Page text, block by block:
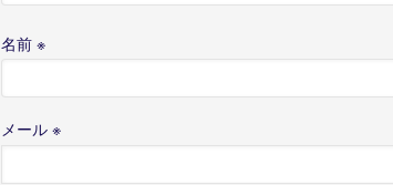
名前※
メール※